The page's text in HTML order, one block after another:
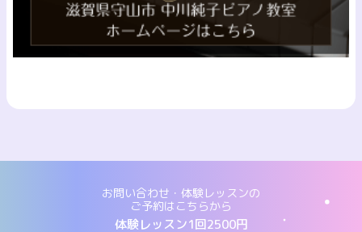
お問い合わせ・体験レッスンの
ご予約はこちらから
体験レッスン1回2500円